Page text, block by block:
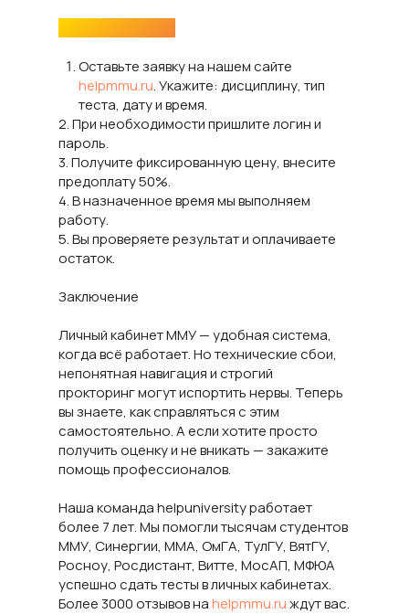
Оставьте заявку на нашем сайте
helpmmu.ru. Укажите: дисциплину, тип
теста, дату и время.
2. При необходимости пришлите логин и
пароль.
3. Получите фиксированную цену, внесите
предоплату 50%.
4. В назначенное время мы выполняем
работу.
5. Вы проверяете результат и оплачиваете
остаток.
Заключение
Личный кабинет ММУ — удобная система,
когда всё работает. Но технические сбои,
непонятная навигация и строгий
прокторинг могут испортить нервы. Теперь
вы знаете, как справляться с этим
самостоятельно. А если хотите просто
получить оценку и не вникать — закажите
помощь профессионалов.
Наша команда helpuniversity работает
более 7 лет. Мы помогли тысячам студентов
ММУ, Синергии, ММА, ОмГА, ТулГУ, ВятГУ,
Росноу, Росдистант, Витте, МосАП, МФЮА
успешно сдать тесты в личных кабинетах.
Более 3000 отзывов наhelpmmu.ruждут вас.